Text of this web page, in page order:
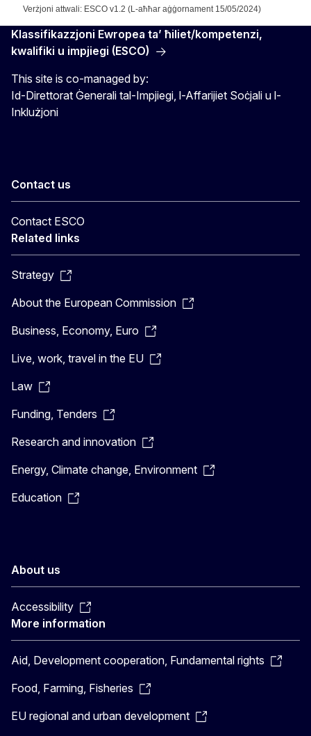
Verżjoni attwali: ESCO v1.2 (L-aħħar aġġornament 15/05/2024)
Klassifikazzjoni Ewropea ta’ ħiliet/kompetenzi,
kwalifiki u impjiegi (ESCO)
This site is co-managed by:
Id-Direttorat Ġenerali tal-Impjiegi, l-Affarijiet Soċjali u l-
Inklużjoni
Contact us
Contact ESCO
Related links
Strategy
About the European Commission
Business, Economy, Euro
Live, work, travel in the EU
Law
Funding, Tenders
Research and innovation
Energy, Climate change, Environment
Education
About us
Accessibility
More information
Aid, Development cooperation, Fundamental rights
Food, Farming, Fisheries
EU regional and urban development